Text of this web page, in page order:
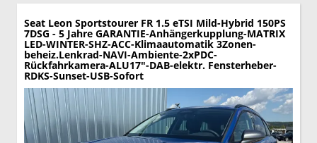
Seat Leon Sportstourer FR 1.5 eTSI Mild-Hybrid 150PS
7DSG - 5 Jahre GARANTIE-Anhängerkupplung-MATRIX
LED-WINTER-SHZ-ACC-Klimaautomatik 3Zonen-
beheiz.Lenkrad-NAVI-Ambiente-2xPDC-
Rückfahrkamera-ALU17"-DAB-elektr. Fensterheber-
RDKS-Sunset-USB-Sofort